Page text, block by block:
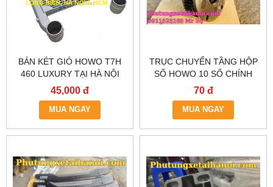
BÁN KÉT GIÓ HOWO T7H
460 LUXURY TẠI HÀ NỘI
45,000 đ
MUA NGAY
TRỤC CHUYỂN TẦNG HỘP
SỐ HOWO 10 SỐ CHÍNH
HÃNG – GIAO NHANH HÀ
NỘI & TP.HCM
70 đ
MUA NGAY